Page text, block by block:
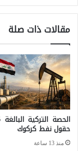
ن
.
.
ا
ت
ط
و
ر
ا
م
ي
ي
ن
ا
ل
مقالات ذات صلة
حقول نفط كركوك
منذ 13 ساعة